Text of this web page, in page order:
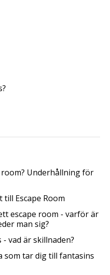
Underhållning för
Escape Room
escape room - varför är
man sig?
vad är skillnaden?
som tar dig till fantasins